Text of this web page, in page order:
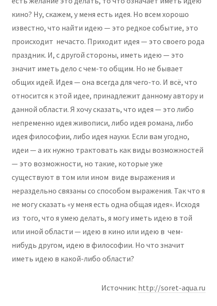
кино? Ну, скажем, у меня есть идея. Но всем хорошо
известно, что найти идею — это редкое событие, это
происходит нечасто. Приходит идея — это своего рода
праздник. И, с другой стороны, иметь идею — это
значит иметь дело с чем-то общим. Но не бывает
общих идей. Идея — она всегда для чего-то. И всё, что
относится к этой идее, принадлежит данному автору и
данной области. Я хочу сказать, что идея — это либо
непременно идея живописи, либо идея романа, либо
идея философии, либо идея науки. Если вам угодно,
идеи — а их нужно трактовать как виды возможностей
— это возможности, но такие, которые уже
существуют в том или ином виде выражения и
нераздельно связаны со способом выражения. Так что я
не могу сказать «у меня есть одна общая идея». Исходя
из того, что я умею делать, я могу иметь идею в той
или иной области — идею в кино или идею в чем-
нибудь другом, идею в философии. Но что значит
иметь идею в какой-либо области?
Источник: http://soret-aqua.ru